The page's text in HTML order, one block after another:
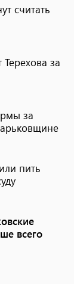
считать
за
за
пить
всего